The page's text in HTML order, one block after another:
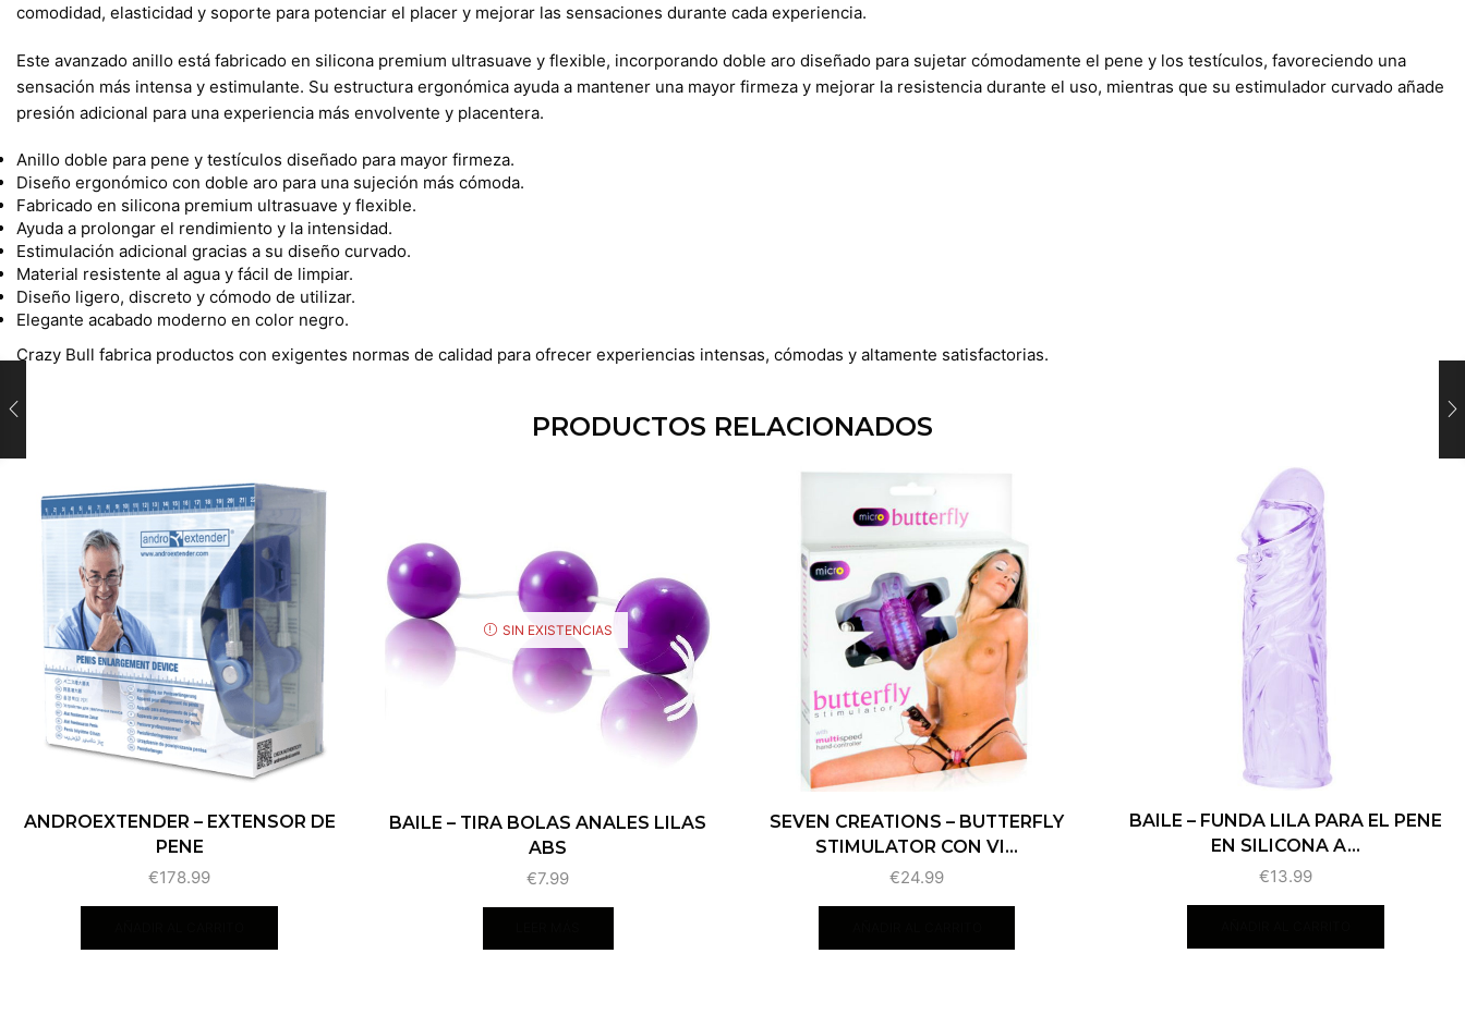
comodidad, elasticidad y soporte para potenciar el placer y mejorar las sensaciones durante cada experiencia.
Este avanzado anillo está fabricado en silicona premium ultrasuave y flexible, incorporando doble aro diseñado para sujetar cómodamente el pene y los testículos, favoreciendo una
sensación más intensa y estimulante. Su estructura ergonómica ayuda a mantener una mayor firmeza y mejorar la resistencia durante el uso, mientras que su estimulador curvado añade
presión adicional para una experiencia más envolvente y placentera.
Anillo doble para pene y testículos diseñado para mayor firmeza.
Diseño ergonómico con doble aro para una sujeción más cómoda.
Fabricado en silicona premium ultrasuave y flexible.
Ayuda a prolongar el rendimiento y la intensidad.
Estimulación adicional gracias a su diseño curvado.
Material resistente al agua y fácil de limpiar.
Diseño ligero, discreto y cómodo de utilizar.
Elegante acabado moderno en color negro.
Crazy Bull fabrica productos con exigentes normas de calidad para ofrecer experiencias intensas, cómodas y altamente satisfactorias.
PRODUCTOS RELACIONADOS
ANDROEXTENDER – EXTENSOR DE
PENE
€178.99
SIN EXISTENCIAS
BAILE – TIRA BOLAS ANALES LILAS
ABS
€7.99
SEVEN CREATIONS – BUTTERFLY
STIMULATOR CON VI...
€24.99
BAILE – FUNDA LILA PARA EL PENE
EN SILICONA A...
€13.99